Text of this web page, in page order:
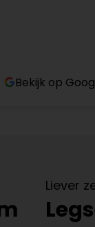
Bekijk op
Liever